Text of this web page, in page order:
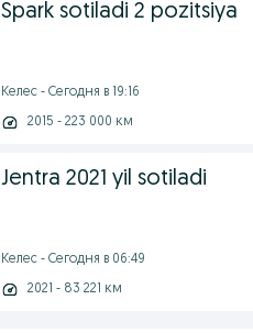
Spark sotiladi 2 pozitsiya
Келес - Сегодня в 19:16
2015 - 223 000 км
Jentra 2021 yil sotiladi
Келес - Сегодня в 06:49
2021 - 83 221 км